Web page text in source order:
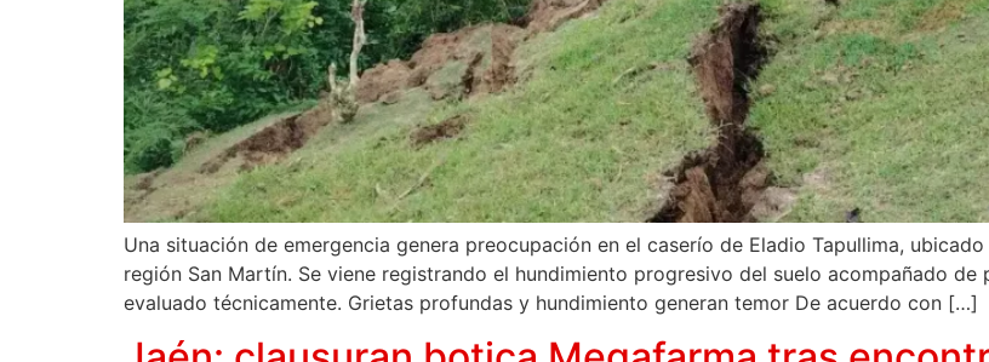
Una situación de emergencia genera preocupación en el caserío de Eladio Tapullima,
región San Martín. Se viene registrando el hundimiento progresivo del suelo acompañado
evaluado técnicamente. Grietas profundas y hundimiento generan temor De acuerdo con […]